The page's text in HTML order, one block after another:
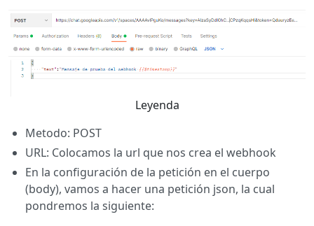
Leyenda
Metodo: POST
URL: Colocamos la url que nos crea el webhook
En la configuración de la petición en el cuerpo
(body), vamos a hacer una petición json, la cual
pondremos la siguiente: